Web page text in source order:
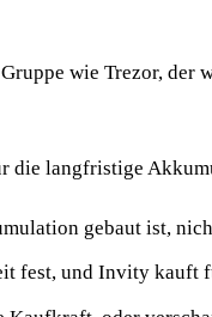
wie Trezor,
die langfristige
gebaut ist,
fest, und Invity kauft